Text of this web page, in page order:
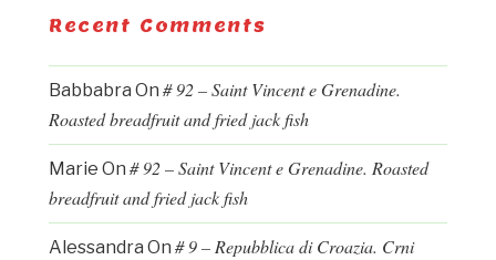
Recent Comments
Babbabra On # 92 – Saint Vincent e Grenadine.
Roasted breadfruit and fried jack fish
Marie On # 92 – Saint Vincent e Grenadine. Roasted
breadfruit and fried jack fish
Alessandra On # 9 – Repubblica di Croazia. Crni